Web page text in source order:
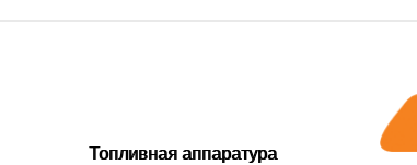
Топливная аппаратура